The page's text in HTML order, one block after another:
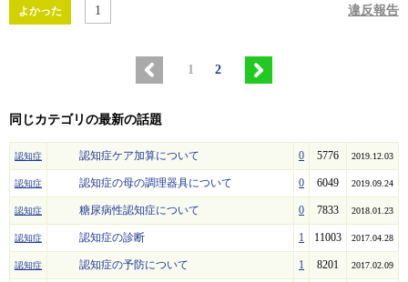
よかった 1 違反報告
1 2
同じカテゴリの最新の話題
認知症 認知症ケア加算について 0 5776 2019.12.03
認知症 認知症の母の調理器具について 0 6049 2019.09.24
認知症 糖尿病性認知症について 0 7833 2018.01.23
認知症 認知症の診断 1 11003 2017.04.28
認知症 認知症の予防について 1 8201 2017.02.09